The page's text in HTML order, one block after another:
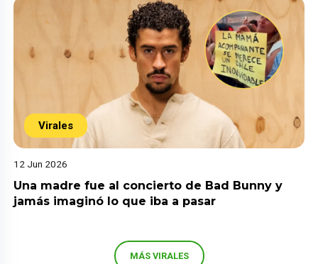
Virales
12 Jun 2026
Una madre fue al concierto de Bad Bunny y
jamás imaginó lo que iba a pasar
MÁS VIRALES